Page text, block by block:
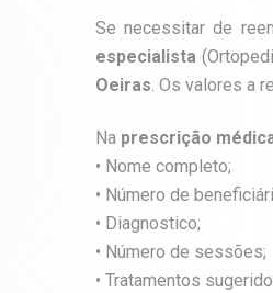
Se necessitar de
especialista
Oeiras. Os valores a
Na prescrição
• Nome completo;
• Número de
• Diagnostico;
• Número de sessões;
• Tratamentos